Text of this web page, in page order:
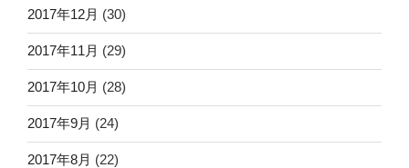
2017年12月 (30)
2017年11月 (29)
2017年10月 (28)
2017年9月 (24)
2017年8月 (22)